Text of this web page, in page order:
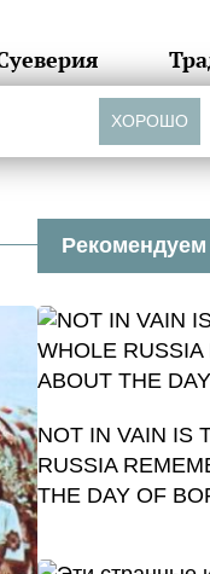
Рекомендуем
NOT IN VAIN IS
RUSSIA
THE DAY OF
ХОРОШО